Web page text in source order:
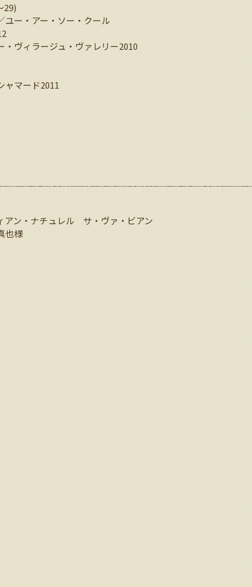
29)
ユー・アー・ソー・クール
ヴィラージュ・ヴァレリー2010
ャマード2011
アン・ナチュレル サ・ヴァ・ビアン
也様